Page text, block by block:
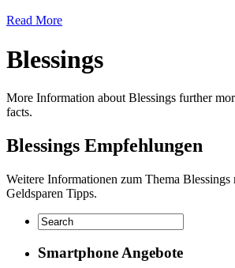
Read More
Blessings
More Information about Blessings further
facts.
Blessings Empfehlungen
Weitere Informationen zum Thema
Geldsparen Tipps.
Smartphone Angebote